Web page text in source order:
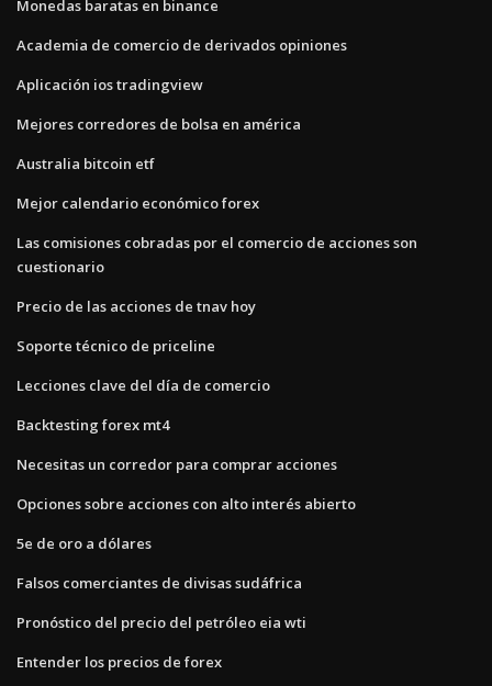
Monedas baratas en binance
Academia de comercio de derivados opiniones
Aplicación ios tradingview
Mejores corredores de bolsa en américa
Australia bitcoin etf
Mejor calendario económico forex
Las comisiones cobradas por el comercio de acciones son
cuestionario
Precio de las acciones de tnav hoy
Soporte técnico de priceline
Lecciones clave del día de comercio
Backtesting forex mt4
Necesitas un corredor para comprar acciones
Opciones sobre acciones con alto interés abierto
5e de oro a dólares
Falsos comerciantes de divisas sudáfrica
Pronóstico del precio del petróleo eia wti
Entender los precios de forex